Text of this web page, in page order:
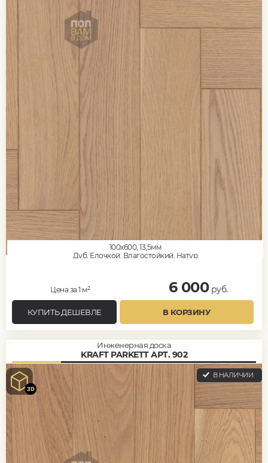
100x600, 13,5мм
Дуб, Елочкой, Влагостойкий, Натур
Цена за 1 м² 6 000руб.
КУПИТЬ ДЕШЕВЛЕ В КОРЗИНУ
Инженерная доска
KRAFT PARKETT АРТ. 902
В НАЛИЧИИ